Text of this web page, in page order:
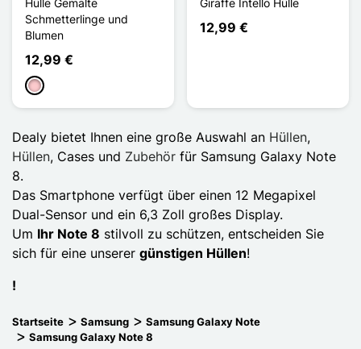
Schmetterlinge und
Blumen
12,99 €
Pink
12,99 €
Dealy bietet Ihnen eine große Auswahl an Hüllen,
Hüllen, Cases und Zubehör für Samsung Galaxy Note
8.
Das Smartphone verfügt über einen 12 Megapixel
Dual-Sensor und ein 6,3 Zoll großes Display.
Um Ihr Note 8 stilvoll zu schützen, entscheiden Sie
sich für eine unserer günstigen Hüllen!
!
Startseite Samsung
Samsung Galaxy Note
Samsung Galaxy Note 8